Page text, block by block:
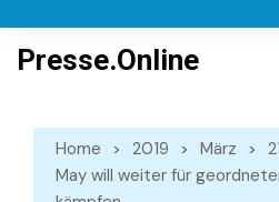
content
Presse.Online
Home 2019 März
May will weiter für